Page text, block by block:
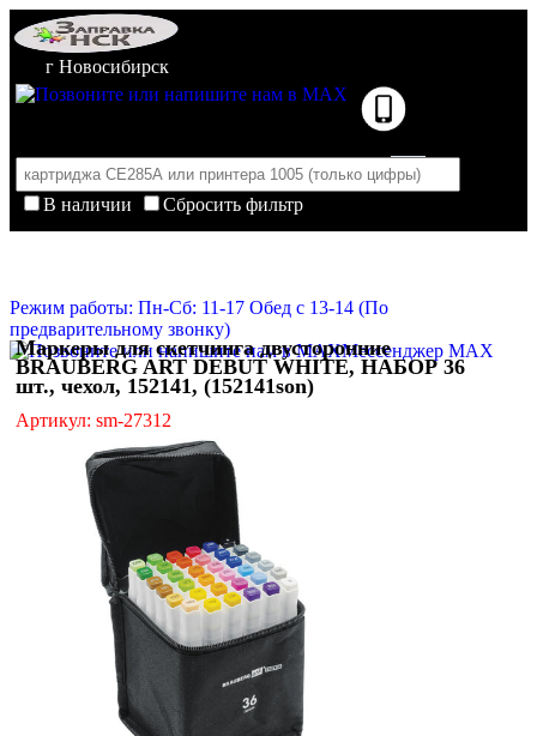
г Новосибирск
В наличии
Сбросить фильтр
Корзина пуста
Режим работы: Пн-Сб: 11-17 Обед с 13-14 (По
предварительному звонку)
Мессенджер MAX
Маркеры для скетчинга двусторонние
BRAUBERG ART DEBUT WHITE, НАБОР 36
шт., чехол, 152141, (152141son)
Артикул: sm-27312